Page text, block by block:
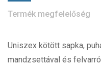
Termék megfelelőség
Uniszex kötött sapka,
mandzsettával és